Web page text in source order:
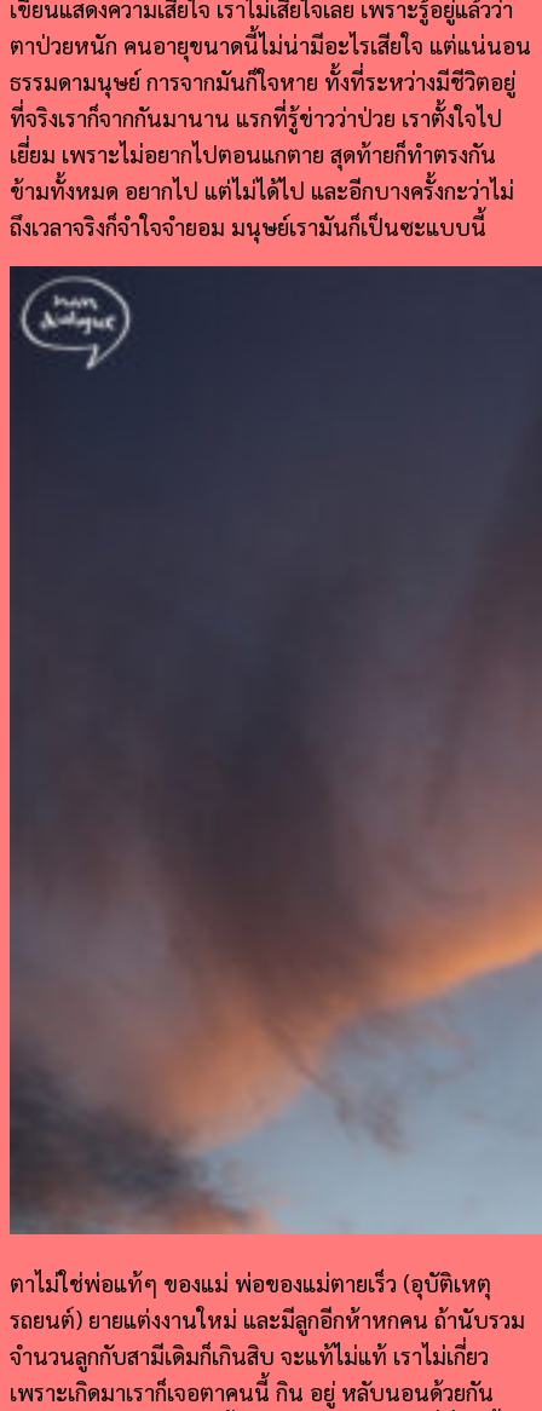
เขียนแสดงความเสียใจ เราไม่เสียใจเลย เพราะรู้อยู่แล้วว่า
ตาป่วยหนัก คนอายุขนาดนี้ไม่น่ามีอะไรเสียใจ แต่แน่นอน
ธรรมดามนุษย์ การจากมันก็ใจหาย ทั้งที่ระหว่างมีชีวิตอยู่
ที่จริงเราก็จากกันมานาน แรกที่รู้ข่าวว่าป่วย เราตั้งใจไป
เยี่ยม เพราะไม่อยากไปตอนแกตาย สุดท้ายก็ทำตรงกัน
ข้ามทั้งหมด อยากไป แต่ไม่ได้ไป และอีกบางครั้งกะว่าไม่
ถึงเวลาจริงก็จำใจจำยอม มนุษย์เรามันก็เป็นซะแบบนี้
ตาไม่ใช่พ่อแท้ๆ ของแม่ พ่อของแม่ตายเร็ว (อุบัติเหตุ
รถยนต์) ยายแต่งงานใหม่ และมีลูกอีกห้าหกคน ถ้านับรวม
จำนวนลูกกับสามีเดิมก็เกินสิบ จะแท้ไม่แท้ เราไม่เกี่ยว
เพราะเกิดมาเราก็เจอตาคนนี้ กิน อยู่ หลับนอนด้วยกัน